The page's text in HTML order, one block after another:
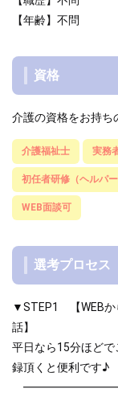
【年齢】不問
資格
介護の資格をお持ち
介護福祉士 実務
初任者研修（ヘルパー
WEB面談可
選考プロセス
▼STEP1 【WEBか
話】
平日なら15分ほど
録頂くと便利です♪